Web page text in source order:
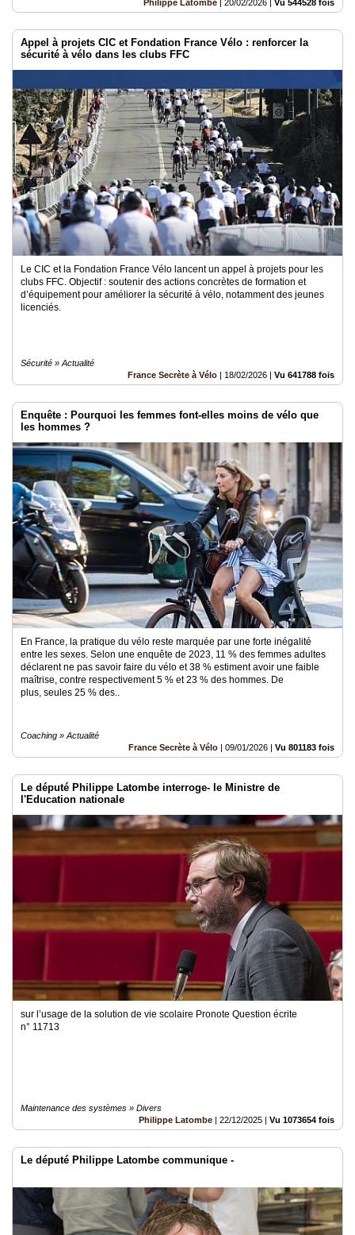
Philippe Latombe 20/02/2026 Vu 544528 fois
Appel à projets CIC et Fondation France Vélo : renforcer la
sécurité à vélo dans les clubs FFC
Le CIC et la Fondation France Vélo lancent un appel à projets pour les
clubs FFC. Objectif : soutenir des actions concrètes de formation et
d’équipement pour améliorer la sécurité à vélo, notamment des jeunes
licenciés.
Sécurité » Actualité
France Secrète à Vélo | 18/02/2026 | Vu 641788 fois
Enquête : Pourquoi les femmes font-elles moins de vélo que
les hommes ?
En France, la pratique du vélo reste marquée par une forte inégalité
entre les sexes. Selon une enquête de 2023, 11 % des femmes adultes
déclarent ne pas savoir faire du vélo et 38 % estiment avoir une faible
maîtrise, contre respectivement 5 % et 23 % des hommes. De
plus, seules 25 % des..
Coaching » Actualité
France Secrète à Vélo | 09/01/2026 | Vu 801183 fois
Le député Philippe Latombe interroge- le Ministre de
l'Education nationale
sur l’usage de la solution de vie scolaire Pronote Question écrite
n° 11713
Maintenance des systèmes » Divers
Philippe Latombe | 22/12/2025 | Vu 1073654 fois
Le député Philippe Latombe communique -